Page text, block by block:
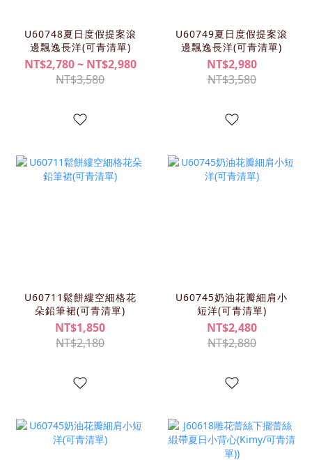
U60748夏日度假提案滾
邊飄逸長洋(可青清單)
NT$2,780 ~ NT$2,980
NT$3,580
U60749夏日度假提案滾
邊飄逸長洋(可青清單)
NT$2,980
NT$3,580
U60711鬆餅縷空細格花
朵鉛筆裙(可青清單)
NT$1,850
NT$2,180
U60745奶油花瓣細肩小
短洋(可青清單)
NT$2,480
NT$2,880